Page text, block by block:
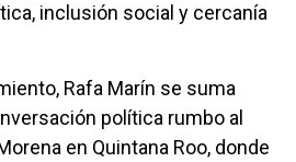
inclusión social y cercanía
Rafa Marín se suma
política rumbo al
en Quintana Roo, donde